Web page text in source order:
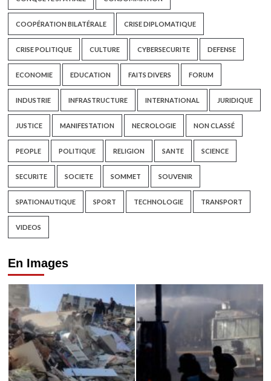
COOPÉRATION BILATÉRALE CRISE DIPLOMATIQUE
CRISE POLITIQUE CULTURE CYBERSECURITE DEFENSE
ECONOMIE EDUCATION FAITS DIVERS FORUM
INDUSTRIE INFRASTRUCTURE INTERNATIONAL JURIDIQUE
JUSTICE MANIFESTATION NECROLOGIE NON CLASSÉ
PEOPLE POLITIQUE RELIGION SANTE SCIENCE
SECURITE SOCIETE SOMMET SOUVENIR
SPATIONAUTIQUE SPORT TECHNOLOGIE TRANSPORT
VIDEOS
En Images